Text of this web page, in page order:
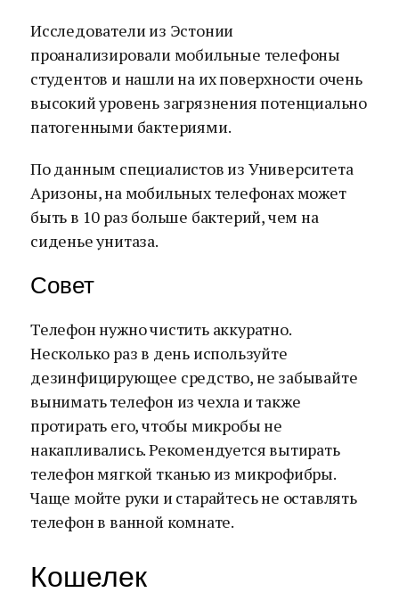
Исследователи из Эстонии
проанализировали мобильные телефоны
студентов и нашли на их поверхности очень
высокий уровень загрязнения потенциально
патогенными бактериями.
По данным специалистов из Университета
Аризоны, на мобильных телефонах может
быть в 10 раз больше бактерий, чем на
сиденье унитаза.
Совет
Телефон нужно чистить аккуратно.
Несколько раз в день используйте
дезинфицирующее средство, не забывайте
вынимать телефон из чехла и также
протирать его, чтобы микробы не
накапливались. Рекомендуется вытирать
телефон мягкой тканью из микрофибры.
Чаще мойте руки и старайтесь не оставлять
телефон в ванной комнате.
Кошелек